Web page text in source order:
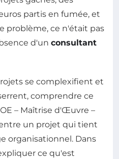
partis en fumée, et
problème, ce n'était pas
d'un consultant
se complexifient et
comprendre ce
– Maîtrise d'Œuvre –
un projet qui tient
organisationnel. Dans
ce qu'est